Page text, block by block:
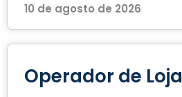
10 de agosto de 2026
Operador de Loja